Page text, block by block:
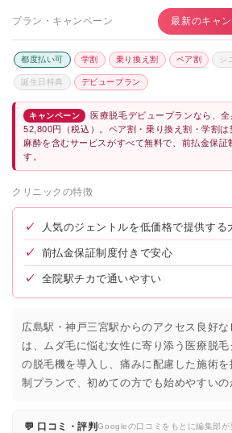
プラン・キャンペーン 最新のキャ
都度払い可 学割 乗り換え割 ペア割 シ
誕生日特典 デビュープラン
キャンペーン
医療脱毛デビュープランなら、
52,800円（税込）。ペア割・乗り換え割・学割は
麻酔を含むサービスがすべて無料で、前払金保証
す。
クリニックの特徴
✓ 人気のジェントルを低価格で提供する
✓ 前払金保証制度付きで安心
✓ 全院駅チカで通いやすい
広島駅・神戸三宮駅からのアクセス良好
は、ムダ毛に悩む女性に寄り添う医療脱
の脱毛機を導入し、痛みに配慮した施術
制プランで、初めての方でも始めやすいの
💬 口コミ・評判Googleの口コミをもとに編集部が